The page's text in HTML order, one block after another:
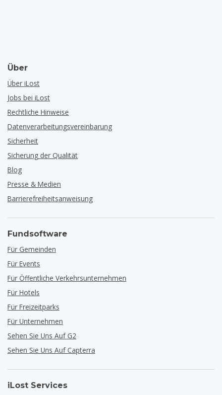
Über
Über iLost
Jobs bei iLost
Rechtliche Hinweise
Datenverarbeitungsvereinbarung
Sicherheit
Sicherung der Qualität
Blog
Presse & Medien
Barrierefreiheitsanweisung
Fundsoftware
Für Gemeinden
Für Events
Für Öffentliche Verkehrsunternehmen
Für Hotels
Für Freizeitparks
Für Unternehmen
Sehen Sie Uns Auf G2
Sehen Sie Uns Auf Capterra
iLost Services